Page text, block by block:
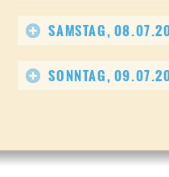
SAMSTAG,
SONNTAG,